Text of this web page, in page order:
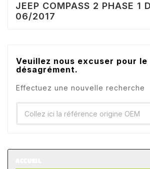
JEEP COMPASS 2 PHASE 1
06/2017
Veuillez nous excuser pour le
désagrément.
Effectuez une nouvelle recherche